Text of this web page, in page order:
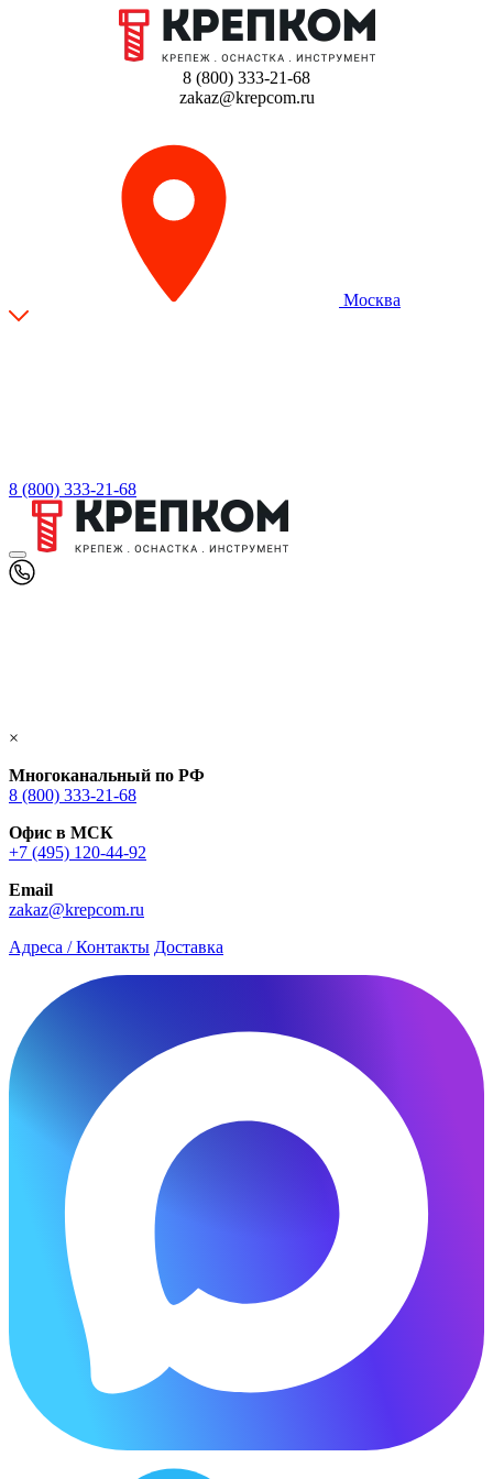
8 (800) 333-21-68
zakaz@krepcom.ru
Москва
8 (800) 333-21-68
×
Многоканальный по РФ
8 (800) 333‑21-68
Офис в МСК
+7 (495) 120-44-92
Email
zakaz@krepcom.ru
Адреса / Контакты Доставка